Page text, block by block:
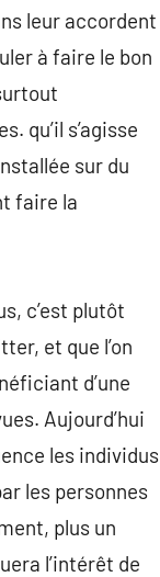
leur accordent
à faire le bon
qu’il s’agisse
sur du
faire la
c’est plutôt
et que l’on
d’une
Aujourd’hui
les individus
les personnes
plus un
l’intérêt de